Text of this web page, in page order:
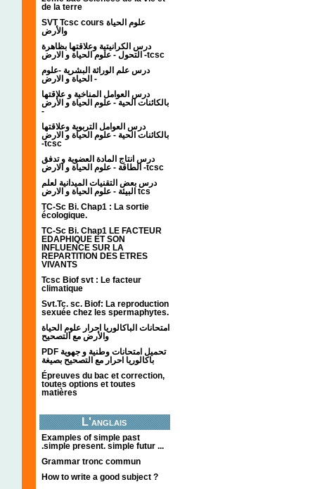
de la terre
SVT Tcsc cours علوم الحياة
والأرض
درس الكرانيتية وعلاقتها بظاهرة
التحول - علوم الحياة و الارض -tcsc
درس علم الوراثة البشرية -علوم
الحياة و الارض -
درس العوامل المناخية و علاقتها
بالكائنات الحية - علوم الحياة و الأرض
-
درس العوامل التربوية وعلاقتها
بالكائنات الحية - علوم الحياة و الارض
-tcsc
درس انتاج المادة العضوية و تدفق
الطاقة - علوم الحياة و الارض -tcsc
درس بعض التقنيات الميدانية لعلم
البيئة - علوم الحياة و الارض tcs
TC-Sc Bi. Chap1 : La sortie
écologique.
TC-Sc Bi. Chap1 LE FACTEUR
EDAPHIQUE ET SON
INFLUENCE SUR LA
REPARTITION DES ETRES
VIVANTS
Tcsc Biof svt : Le facteur
climatique
Svt.Tc. sc. Biof: La reproduction
sexuée chez les spermaphytes.
امتحانات الباكالوريا احرار علوم الحياة
والأرض مع التصحيح
PDF تحميل امتحانات وطنية و جهوية
باكالوريا احرار مع التصحيح بصيغة
Épreuves du bac et correction,
toutes options et toutes
matières
L'anglais
Examples of simple past
.simple present. simple futur ...
Grammar tronc commun
How to write a good subject ?